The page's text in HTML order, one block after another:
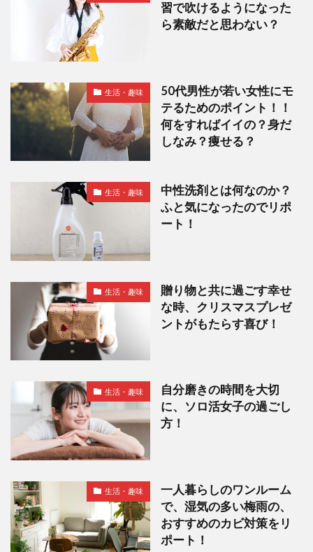
習で吹けるようになった
ら素敵だと思わない？
生活・趣味
50代男性が若い女性にモ
テるためのポイント！！
何をすればイイの？身だ
しなみ？痩せる？
生活・趣味
中性洗剤とは何なのか？
ふと気になったのでリポ
ート！
生活・趣味
贈り物と共に過ごす幸せ
な時、クリスマスプレゼ
ントがもたらす喜び！
生活・趣味
自分磨きの時間を大切
に、ソロ活女子の過ごし
方！
生活・趣味
一人暮らしのワンルーム
で、湿気の多い梅雨の、
おすすめのカビ対策をリ
ポート！